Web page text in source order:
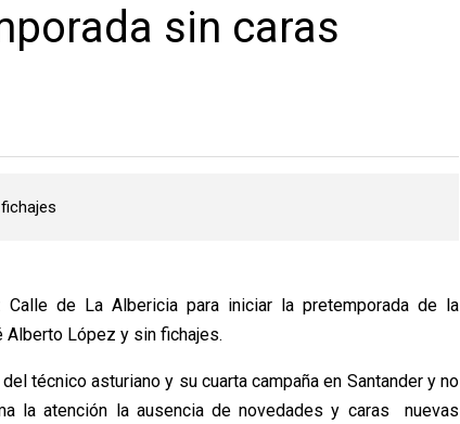
sin caras
de La Albericia para iniciar la pretemporada de la
López y sin fichajes.
técnico asturiano y su cuarta campaña en Santander y no
la atención la ausencia de novedades y caras nuevas